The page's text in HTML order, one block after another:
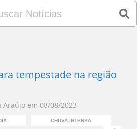
tempestade na região
Araújo em 08/08/2023
CHUVA INTENSA